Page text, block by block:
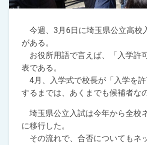
今週、3月6日に埼玉県公立高校
がある。
お役所用語で言えば、「入学許
表である。
4月、入学式で校長が「入学を
するまでは、あくまでも候補者な
埼玉県公立入試は今年から全校
に移行した。
その流れで、合否についてもネ